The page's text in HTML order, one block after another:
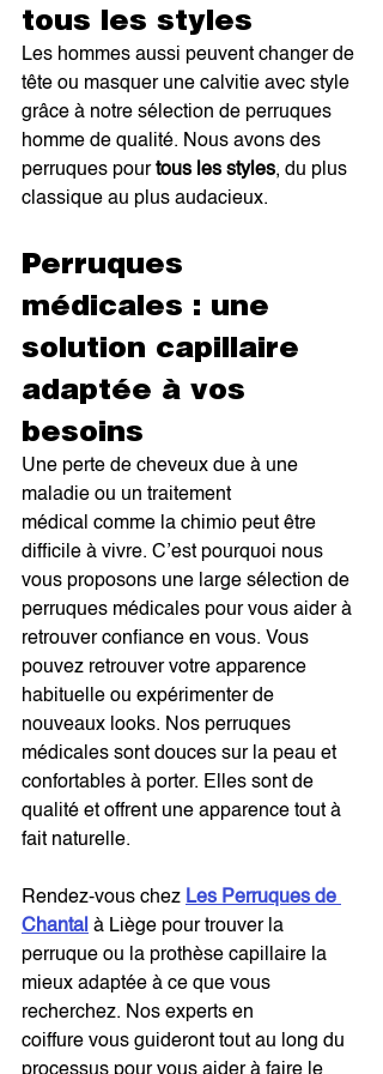
tous les styles
Les hommes aussi peuvent changer de
tête ou masquer une calvitie avec style
grâce à notre sélection de perruques
homme de qualité. Nous avons des
perruques pour tous les styles, du plus
classique au plus audacieux.
Perruques
médicales : une
solution capillaire
adaptée à vos
besoins
Une perte de cheveux due à une
maladie ou un traitement
médical comme la chimio peut être
difficile à vivre. C’est pourquoi nous
vous proposons une large sélection de
perruques médicales pour vous aider à
retrouver confiance en vous. Vous
pouvez retrouver votre apparence
habituelle ou expérimenter de
nouveaux looks. Nos perruques
médicales sont douces sur la peau et
confortables à porter. Elles sont de
qualité et offrent une apparence tout à
fait naturelle.
Rendez-vous chez Les Perruques de
Chantal à Liège pour trouver la
perruque ou la prothèse capillaire la
mieux adaptée à ce que vous
recherchez. Nos experts en
coiffure vous guideront tout au long du